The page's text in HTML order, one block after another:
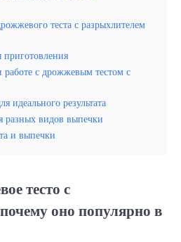
теста с разрыхлителем
с дрожжевым тестом с
идеального результата
разных видов выпечки
и выпечки
тесто с
оно популярно в